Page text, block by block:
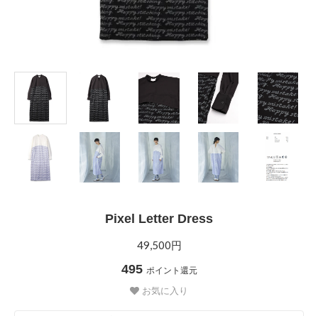
Pixel Letter Dress
49,500円
495 ポイント還元
お気に入り